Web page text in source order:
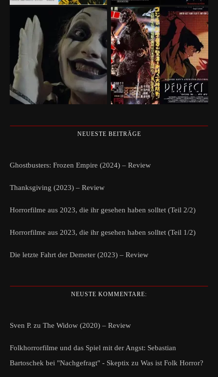
NEUESTE BEITRÄGE
Ghostbusters: Frozen Empire (2024) – Review
Thanksgiving (2023) – Review
Horrorfilme aus 2023, die ihr gesehen haben solltet (Teil 2/2)
Horrorfilme aus 2023, die ihr gesehen haben solltet (Teil 1/2)
Die letzte Fahrt der Demeter (2023) – Review
NEUSTE KOMMENTARE:
Sven P. zu The Widow (2020) – Review
Folkhorrorfilme und das Spiel mit der Angst: Sebastian
Bartoschek bei "Nachgefragt" - Skeptix zu Was ist Folk Horror?